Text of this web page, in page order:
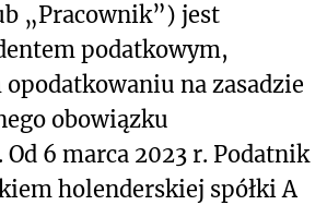
„Pracownik”) jest
podatkowym,
na zasadzie
obowiązku
6 marca 2023 r. Podatnik
holenderskiej spółki A